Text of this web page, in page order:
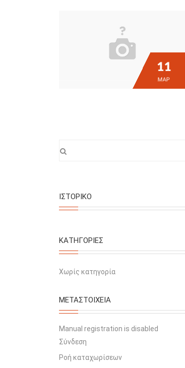
11
ΜΑΡ
ΙΣΤΟΡΙΚΌ
KΑΤΗΓΟΡΊΕΣ
Χωρίς κατηγορία
ΜΕΤΑΣΤΟΙΧΕΊΑ
Manual registration is disabled
Σύνδεση
Ροή καταχωρίσεων